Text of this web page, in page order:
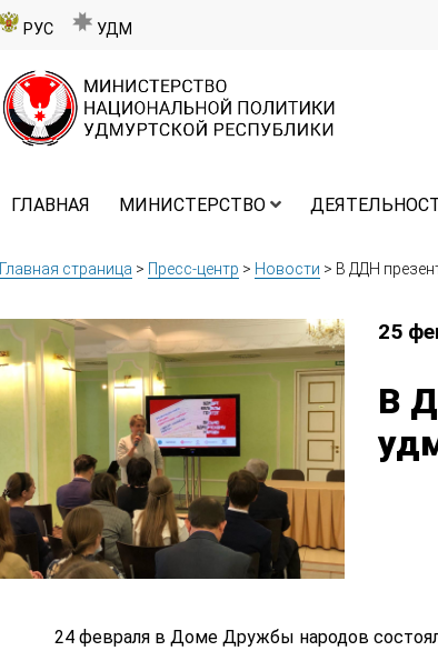
РУС УДМ
ГЛАВНАЯ МИНИСТЕРСТВО
Главная страница > Пресс-центр > Новости > В ДДН
25
В
24 февраля в Доме Дружбы народов